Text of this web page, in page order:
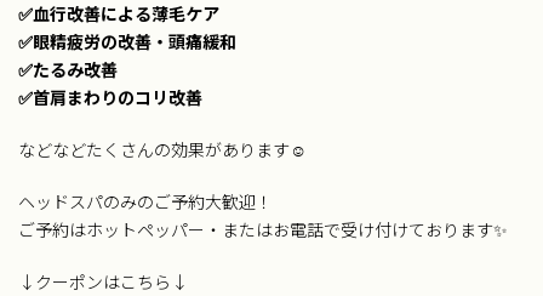
✅血行改善による薄毛ケア
✅眼精疲労の改善・頭痛緩和
✅たるみ改善
✅首肩まわりのコリ改善
などなどたくさんの効果があります☺
ヘッドスパのみのご予約大歓迎！
ご予約はホットペッパー・またはお電話で受け付けております✨️
↓クーポンはこちら↓